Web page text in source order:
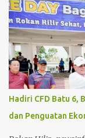
dipimpin langsung
Datok Seri H.Ilham
Datok Seri
jajaran pengurus,
Bengkalis.
kegiatan. Sejak
bahu-membahu
hingga pengecatan
Bengkalis. Ketua
menyampaikan
Hadiri CFD Batu 6,
dan Penguatan